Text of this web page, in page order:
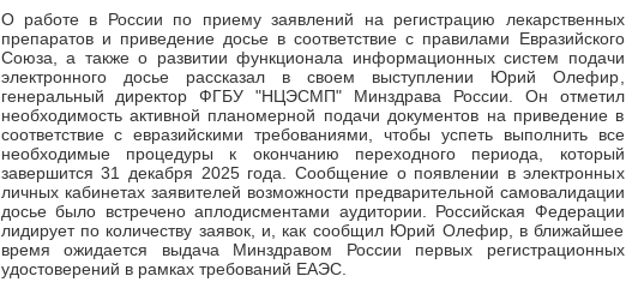
О работе в России по приему заявлений на регистрацию лекарственных
препаратов и приведение досье в соответствие с правилами Евразийского
Союза, а также о развитии функционала информационных систем подачи
электронного досье рассказал в своем выступлении Юрий Олефир,
генеральный директор ФГБУ "НЦЭСМП" Минздрава России. Он отметил
необходимость активной планомерной подачи документов на приведение в
соответствие с евразийскими требованиями, чтобы успеть выполнить все
необходимые процедуры к окончанию переходного периода, который
завершится 31 декабря 2025 года. Сообщение о появлении в электронных
личных кабинетах заявителей возможности предварительной самовалидации
досье было встречено аплодисментами аудитории. Российская Федерации
лидирует по количеству заявок, и, как сообщил Юрий Олефир, в ближайшее
время ожидается выдача Минздравом России первых регистрационных
удостоверений в рамках требований ЕАЭС.